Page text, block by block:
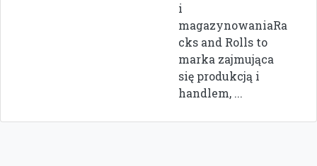
i
magazynowaniaRa
cks and Rolls to
marka zajmująca
się produkcją i
handlem, ...